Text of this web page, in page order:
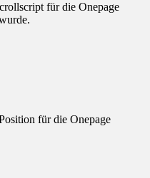
für die Onepage
für die Onepage